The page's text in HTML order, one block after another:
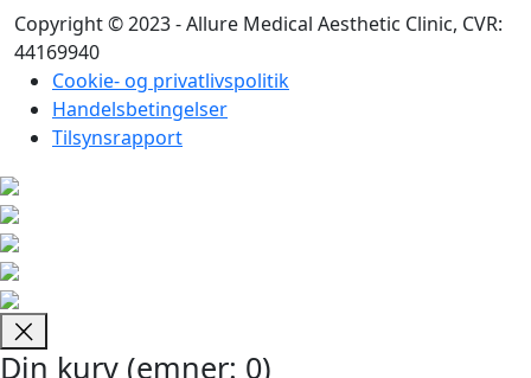
Copyright © 2023 - Allure Medical Aesthetic Clinic, CVR:
44169940
Cookie- og privatlivspolitik
Handelsbetingelser
Tilsynsrapport
Din kurv (emner: 0)